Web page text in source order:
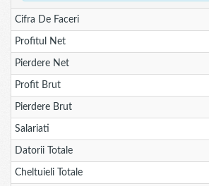
Cifra De Faceri
Profitul Net
Pierdere Net
Profit Brut
Pierdere Brut
Salariati
Datorii Totale
Cheltuieli Totale